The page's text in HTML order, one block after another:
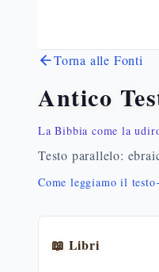
Torna alle Fonti
Antico
La Bibbia come la
Testo parallelo:
Come leggiamo il testo
📖 Libri